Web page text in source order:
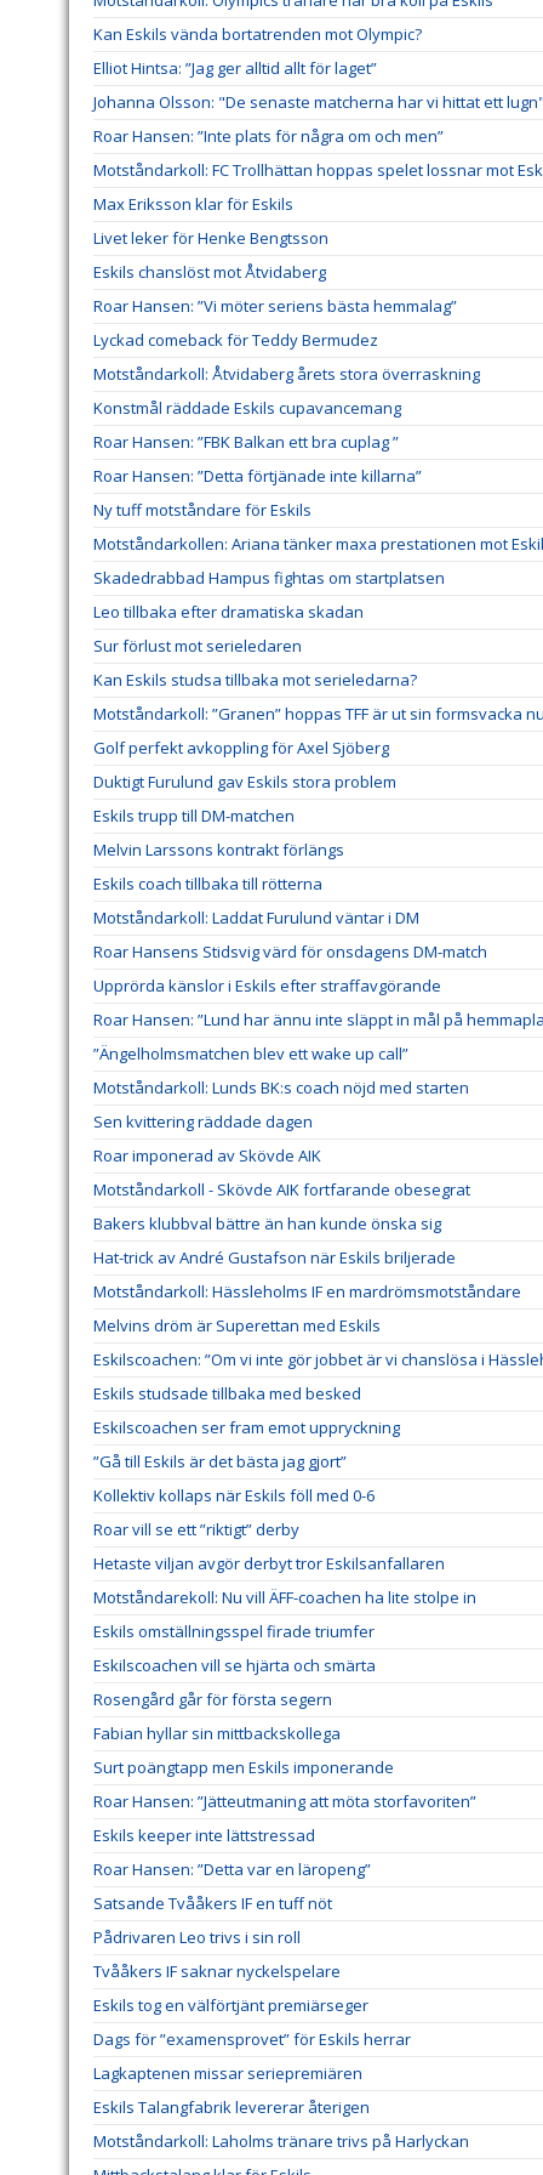
Kan Eskils vända bortatrenden mot Olympic?
Elliot Hintsa: ”Jag ger alltid allt för laget”
Johanna Olsson: "De senaste matcherna har vi hittat ett lugn"
Roar Hansen: ”Inte plats för några om och men”
Motståndarkoll: FC Trollhättan hoppas spelet lossnar mot
Max Eriksson klar för Eskils
Livet leker för Henke Bengtsson
Eskils chanslöst mot Åtvidaberg
Roar Hansen: ”Vi möter seriens bästa hemmalag”
Lyckad comeback för Teddy Bermudez
Motståndarkoll: Åtvidaberg årets stora överraskning
Konstmål räddade Eskils cupavancemang
Roar Hansen: ”FBK Balkan ett bra cuplag ”
Roar Hansen: ”Detta förtjänade inte killarna”
Ny tuff motståndare för Eskils
Motståndarkollen: Ariana tänker maxa prestationen mot
Skadedrabbad Hampus fightas om startplatsen
Leo tillbaka efter dramatiska skadan
Sur förlust mot serieledaren
Kan Eskils studsa tillbaka mot serieledarna?
Motståndarkoll: ”Granen” hoppas TFF är ut sin formsvacka nu
Golf perfekt avkoppling för Axel Sjöberg
Duktigt Furulund gav Eskils stora problem
Eskils trupp till DM-matchen
Melvin Larssons kontrakt förlängs
Eskils coach tillbaka till rötterna
Motståndarkoll: Laddat Furulund väntar i DM
Roar Hansens Stidsvig värd för onsdagens DM-match
Upprörda känslor i Eskils efter straffavgörande
Roar Hansen: ”Lund har ännu inte släppt in mål på
”Ängelholmsmatchen blev ett wake up call”
Motståndarkoll: Lunds BK:s coach nöjd med starten
Sen kvittering räddade dagen
Roar imponerad av Skövde AIK
Motståndarkoll - Skövde AIK fortfarande obesegrat
Bakers klubbval bättre än han kunde önska sig
Hat-trick av André Gustafson när Eskils briljerade
Motståndarkoll: Hässleholms IF en mardrömsmotståndare
Melvins dröm är Superettan med Eskils
Eskilscoachen: ”Om vi inte gör jobbet är vi chanslösa i
Eskils studsade tillbaka med besked
Eskilscoachen ser fram emot uppryckning
”Gå till Eskils är det bästa jag gjort”
Kollektiv kollaps när Eskils föll med 0-6
Roar vill se ett ”riktigt” derby
Hetaste viljan avgör derbyt tror Eskilsanfallaren
Motståndarekoll: Nu vill ÄFF-coachen ha lite stolpe in
Eskils omställningsspel firade triumfer
Eskilscoachen vill se hjärta och smärta
Rosengård går för första segern
Fabian hyllar sin mittbackskollega
Surt poängtapp men Eskils imponerande
Roar Hansen: ”Jätteutmaning att möta storfavoriten”
Eskils keeper inte lättstressad
Roar Hansen: ”Detta var en läropeng”
Satsande Tvååkers IF en tuff nöt
Pådrivaren Leo trivs i sin roll
Tvååkers IF saknar nyckelspelare
Eskils tog en välförtjänt premiärseger
Dags för ”examensprovet” för Eskils herrar
Lagkaptenen missar seriepremiären
Eskils Talangfabrik levererar återigen
Motståndarkoll: Laholms tränare trivs på Harlyckan